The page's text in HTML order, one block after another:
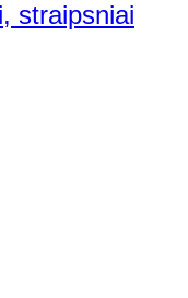
straipsniai